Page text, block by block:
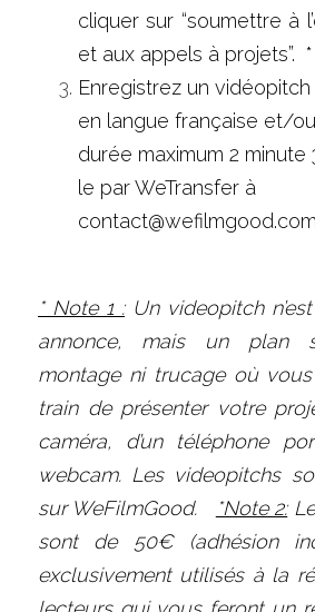
cliquer sur “soumettre à
et aux appels à projets”.  *
Enregistrez un
en langue française et/
durée maximum 2
le par WeTransfer à
contact@wefilmgood.com
* Note 1 : Un videopitch
annonce, mais un plan
montage ni trucage où
train de présenter votre
caméra, d’un téléphone
webcam. Les videopitchs
sur WeFilmGood.
*Note 2:
sont de 50€ (adhésion
exclusivement utilisés à la